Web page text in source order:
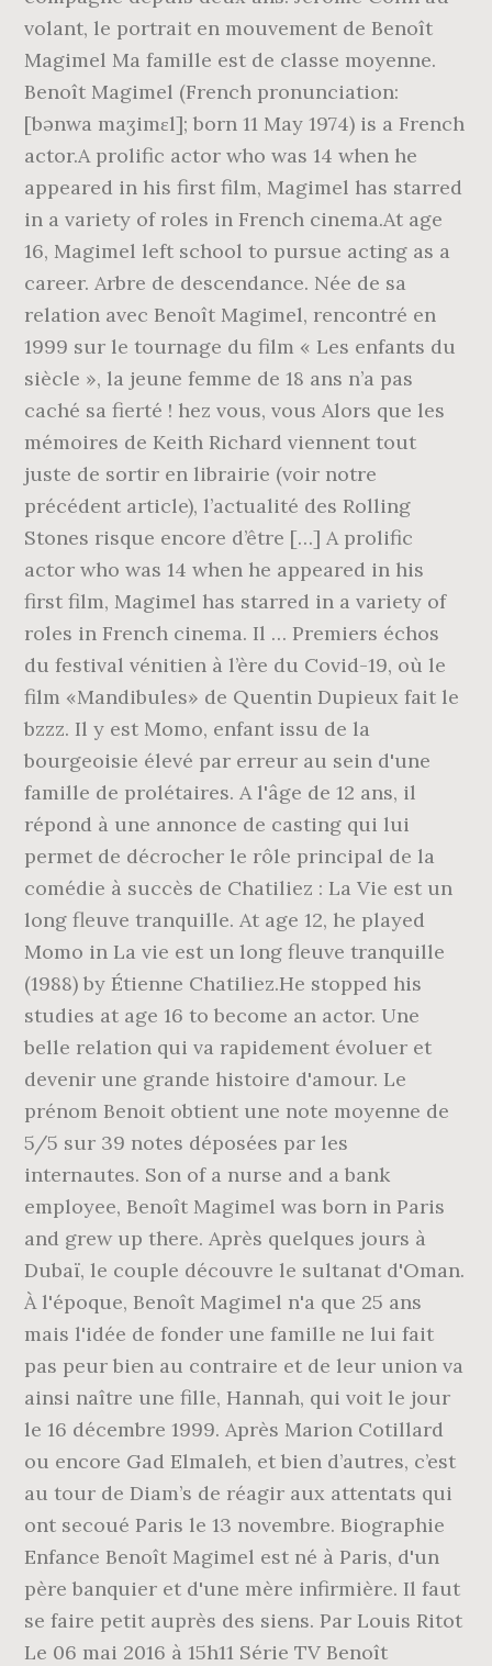
volant, le portrait en mouvement de Benoît
Magimel Ma famille est de classe moyenne.
Benoît Magimel (French pronunciation:
[bənwa maʒimɛl]; born 11 May 1974) is a French
actor.A prolific actor who was 14 when he
appeared in his first film, Magimel has starred
in a variety of roles in French cinema.At age
16, Magimel left school to pursue acting as a
career. Arbre de descendance. Née de sa
relation avec Benoît Magimel, rencontré en
1999 sur le tournage du film « Les enfants du
siècle », la jeune femme de 18 ans n’a pas
caché sa fierté ! hez vous, vous Alors que les
mémoires de Keith Richard viennent tout
juste de sortir en librairie (voir notre
précédent article), l’actualité des Rolling
Stones risque encore d’être […] A prolific
actor who was 14 when he appeared in his
first film, Magimel has starred in a variety of
roles in French cinema. Il … Premiers échos
du festival vénitien à l’ère du Covid-19, où le
film «Mandibules» de Quentin Dupieux fait le
bzzz. Il y est Momo, enfant issu de la
bourgeoisie élevé par erreur au sein d'une
famille de prolétaires. A l'âge de 12 ans, il
répond à une annonce de casting qui lui
permet de décrocher le rôle principal de la
comédie à succès de Chatiliez : La Vie est un
long fleuve tranquille. At age 12, he played
Momo in La vie est un long fleuve tranquille
(1988) by Étienne Chatiliez.He stopped his
studies at age 16 to become an actor. Une
belle relation qui va rapidement évoluer et
devenir une grande histoire d'amour. Le
prénom Benoit obtient une note moyenne de
5/5 sur 39 notes déposées par les
internautes. Son of a nurse and a bank
employee, Benoît Magimel was born in Paris
and grew up there. Après quelques jours à
Dubaï, le couple découvre le sultanat d'Oman.
À l'époque, Benoît Magimel n'a que 25 ans
mais l'idée de fonder une famille ne lui fait
pas peur bien au contraire et de leur union va
ainsi naître une fille, Hannah, qui voit le jour
le 16 décembre 1999. Après Marion Cotillard
ou encore Gad Elmaleh, et bien d’autres, c’est
au tour de Diam’s de réagir aux attentats qui
ont secoué Paris le 13 novembre. Biographie
Enfance Benoît Magimel est né à Paris, d'un
père banquier et d'une mère infirmière. Il faut
se faire petit auprès des siens. Par Louis Ritot
Le 06 mai 2016 à 15h11 Série TV Benoît